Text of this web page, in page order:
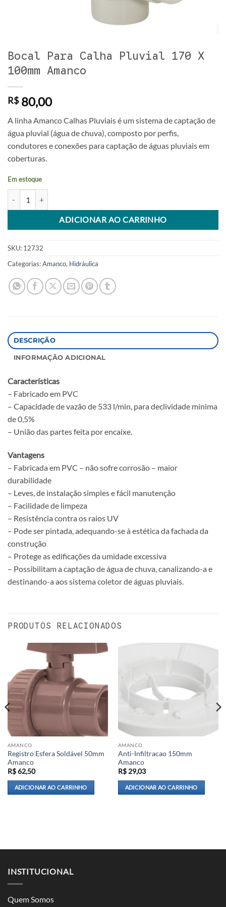
Bocal Para Calha Pluvial 170 X
100mm Amanco
R$80,00
A linha Amanco Calhas Pluviais é um sistema de captação de
água pluvial (água de chuva), composto por perfis,
condutores e conexões para captação de águas pluviais em
coberturas.
Em estoque
ADICIONAR AO CARRINHO
Alternative:
SKU: 12732
Categorias:Amanco, Hidráulica
DESCRIÇÃO
INFORMAÇÃO ADICIONAL
Características
– Fabricado em PVC
– Capacidade de vazão de 533 l/min, para declividade mínima
de 0,5%
– União das partes feita por encaixe.
Vantagens
– Fabricada em PVC – não sofre corrosão – maior
durabilidade
– Leves, de instalação simples e fácil manutenção
– Facilidade de limpeza
– Resistência contra os raios UV
– Pode ser pintada, adequando-se à estética da fachada da
construção
– Protege as edificações da umidade excessiva
– Possibilitam a captação de água de chuva, canalizando-a e
destinando-a aos sistema coletor de águas pluviais.
PRODUTOS RELACIONADOS
AMANCO
Registro Esfera Soldável 50mm
Amanco
R$62,50
ADICIONAR AO CARRINHO
AMANCO
Anti-Infiltracao 150mm
Amanco
R$29,03
ADICIONAR AO CARRINHO
INSTITUCIONAL
Quem Somos